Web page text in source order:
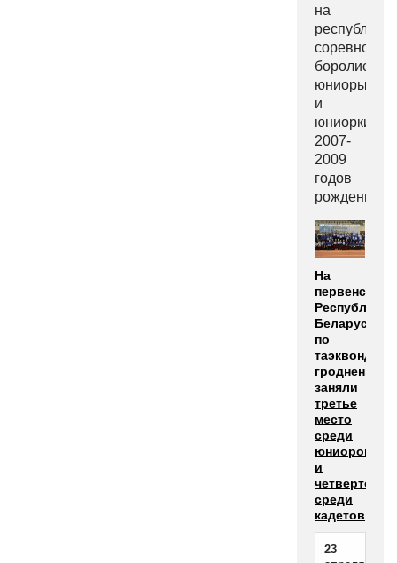
на
боролись
юниоры
и
юниорки
2007-
2009
годов
рождения.
На
первенстве
Республики
Беларусь
по
таэквондо
гродненцы
заняли
третье
место
среди
юниоров
и
четвертое
среди
кадетов
23